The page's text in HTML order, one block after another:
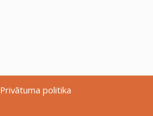
Privātuma politika